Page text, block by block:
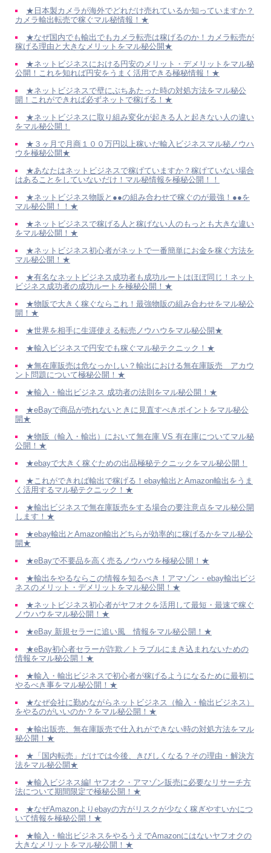
★日本製カメラが海外でどれだけ売れているか知っていますか？
カメラ輸出転売で稼ぐマル秘情報！★
★なぜ国内でも輸出でもカメラ転売は稼げるのか！カメラ転売が
稼げる理由と大きなメリットをマル秘公開★
★ネットビジネスにおける円安のメリット・デメリットをマル秘
公開！これを知れば円安をうまく活用できる極秘情報！★
★ネットビジネスで壁にぶちあたった時の対処方法をマル秘公
開！これができれば必ずネットで稼げる！★
★ネットビジネスに取り組み変化が起きる人と起きない人の違い
をマル秘公開！
★３ヶ月で月商１００万円以上稼いだ輸入ビジネスマル秘ノウハ
ウを極秘公開★
★あなたはネットビジネスで稼げていますか？稼げていない場合
はあることをしていないだけ！マル秘情報を極秘公開！！
★ネットビジネス物販と●●の組み合わせで稼ぐのが最強！●●を
マル秘公開！！★
★ネットビジネスで稼げる人と稼げない人のもっとも大きな違い
をマル秘公開！★
★ネットビジネス初心者がネットで一番簡単にお金を稼ぐ方法を
マル秘公開！★
★有名なネットビジネス成功者も成功ルートはほぼ同じ！ネット
ビジネス成功者の成功ルートを極秘公開！★
★物販で大きく稼ぐならこれ！最強物販の組み合わせをマル秘公
開！★
★世界を相手に生涯使える転売ノウハウをマル秘公開★
★輸入ビジネスで円安でも稼ぐマル秘テクニック！★
★無在庫販売は危なっかしい？輸出における無在庫販売 アカウ
ント問題について極秘公開！★
★輸入・輸出ビジネス 成功者の法則をマル秘公開！★
★eBayで商品が売れないときに見直すべきポイントをマル秘公
開★
★物販（輸入・輸出）において無在庫 VS 有在庫についてマル秘
公開！★
★ebayで大きく稼ぐための出品極秘テクニックをマル秘公開！
★これができれば輸出で稼げる！ebay輸出とAmazon輸出をうま
く活用するマル秘テクニック！★
★輸出ビジネスで無在庫販売をする場合の要注意点をマル秘公開
します！★
★ebay輸出とAmazon輸出どちらが効率的に稼げるかをマル秘公
開★
★eBayで不要品を高く売るノウハウを極秘公開！★
★輸出をやるならこの情報を知るべき！アマゾン・ebay輸出ビジ
ネスのメリット・デメリットをマル秘公開！★
★ネットビジネス初心者がヤフオクを活用して最短・最速で稼ぐ
ノウハウをマル秘公開！★
★eBay 新規セラーに追い風 情報をマル秘公開！★
★eBay初心者セラーが詐欺／トラブルにまき込まれないための
情報をマル秘公開！★
★輸入・輸出ビジネスで初心者が稼げるようになるために最初に
やるべき事をマル秘公開！★
★なぜ会社に勤めながらネットビジネス（輸入・輸出ビジネス）
をやるのがいいのか？をマル秘公開！★
★輸出販売、無在庫販売で仕入れができない時の対処方法をマル
秘公開！★
★「国内転売」だけでは今後、きびしくなる？その理由・解決方
法をマル秘公開★
★輸入ビジネス編! ヤフオク・アマゾン販売に必要なリサーチ方
法について期間限定で極秘公開！★
★なぜAmazonよりebayの方がリスクが少なく稼ぎやすいかにつ
いて情報を極秘公開！★
★輸入・輸出ビジネスをやるうえでAmazonにはないヤフオクの
大きなメリットをマル秘公開！★